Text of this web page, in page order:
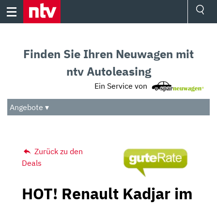
Skip
Audio
Das Beste
Finden Sie Ihren Neuwagen mit
ntv Autoleasing
Ein Service von
Angebote ▾
Zurück zu den
Deals
HOT! Renault Kadjar im